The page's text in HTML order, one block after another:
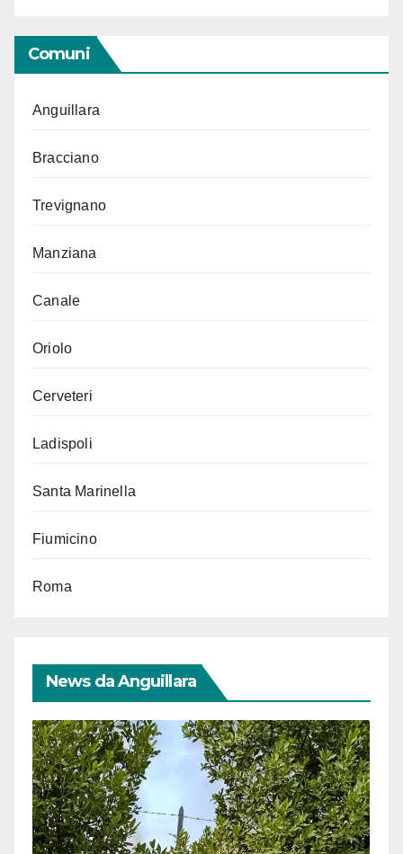
Comuni
Anguillara
Bracciano
Trevignano
Manziana
Canale
Oriolo
Cerveteri
Ladispoli
Santa Marinella
Fiumicino
Roma
News da Anguillara